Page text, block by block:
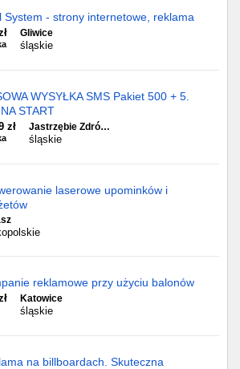
System - strony internetowe, reklama
Gliwice
śląskie
WYSYŁKA SMS Pakiet 500 + 5.
START
zł Jastrzębie Zdró…
śląskie
laserowe upominków i
reklamowe przy użyciu balonów
Katowice
śląskie
na billboardach. Skuteczna